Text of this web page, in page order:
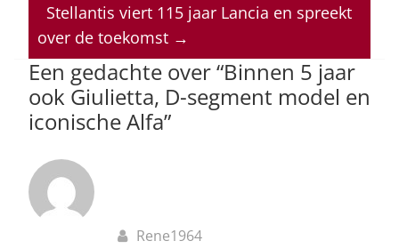
p
p
o
o
k
n s
Stellantis viert 115 jaar Lancia en spreekt
over de toekomst →
Een gedachte over “Binnen 5 jaar
ook Giulietta, D-segment model en
iconische Alfa”
Rene1964